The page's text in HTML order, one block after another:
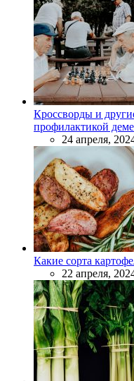
Кроссворды и
профилактикой
24 апреля,
Какие сорта
22 апреля,